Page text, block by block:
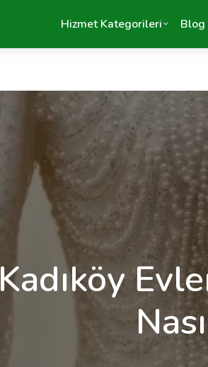
Hizmet Kategorileri Blog
Kadıköy